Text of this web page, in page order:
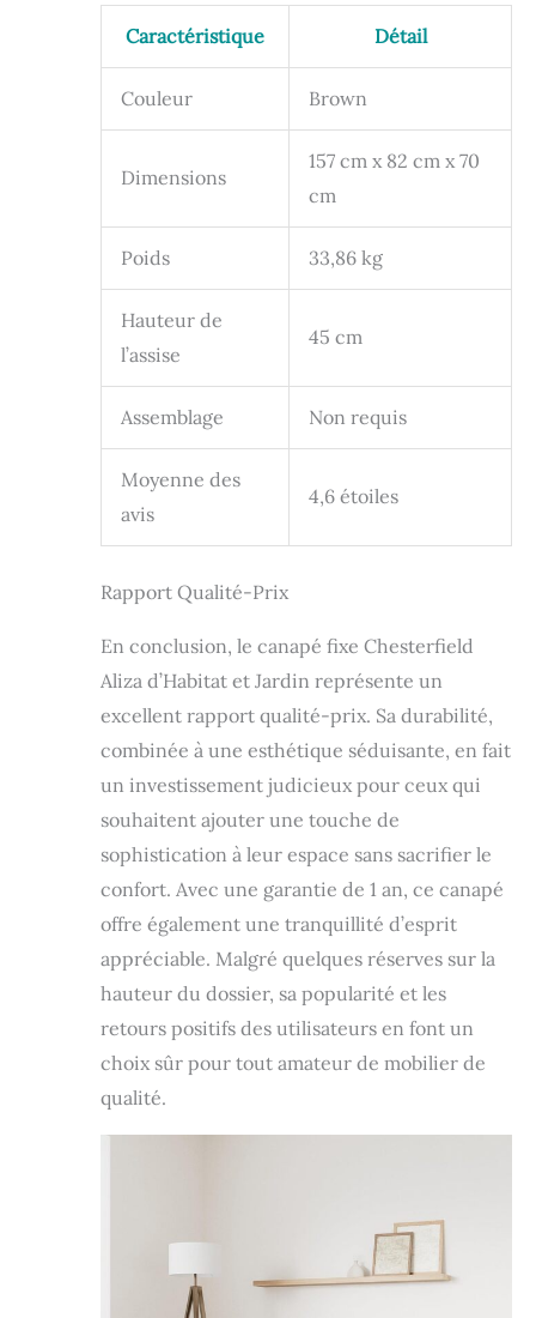
Caractéristique Détail
Couleur Brown
Dimensions
157 cm x 82 cm x 70
cm
Poids 33,86 kg
Hauteur de
l’assise
45 cm
Assemblage Non requis
Moyenne des
avis
4,6 étoiles
Rapport Qualité-Prix
En conclusion, le canapé fixe Chesterfield
Aliza d’Habitat et Jardin représente un
excellent rapport qualité-prix. Sa durabilité,
combinée à une esthétique séduisante, en fait
un investissement judicieux pour ceux qui
souhaitent ajouter une touche de
sophistication à leur espace sans sacrifier le
confort. Avec une garantie de 1 an, ce canapé
offre également une tranquillité d’esprit
appréciable. Malgré quelques réserves sur la
hauteur du dossier, sa popularité et les
retours positifs des utilisateurs en font un
choix sûr pour tout amateur de mobilier de
qualité.